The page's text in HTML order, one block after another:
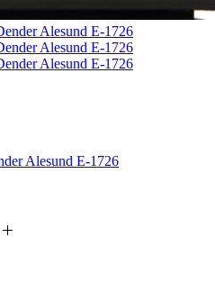
Alesund E-1726